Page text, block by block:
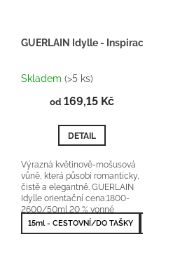
GUERLAIN Idylle - Inspirace F050
hodnocení
je
z
5
Skladem (>5 ks)
od 169,15 Kč
DETAIL
Výrazná květinově-mošusová
vůně, která působí romanticky,
čistě a elegantně. GUERLAIN
Idylle orientační cena:1800-
2600/50ml 20 % vonné
esence
15ml - CESTOVNÍ/DO TAŠKY